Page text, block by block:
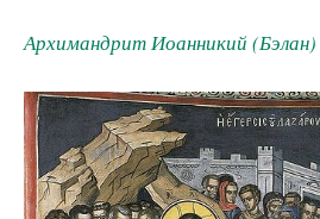
Архимандрит Иоанникий (Бэлан)